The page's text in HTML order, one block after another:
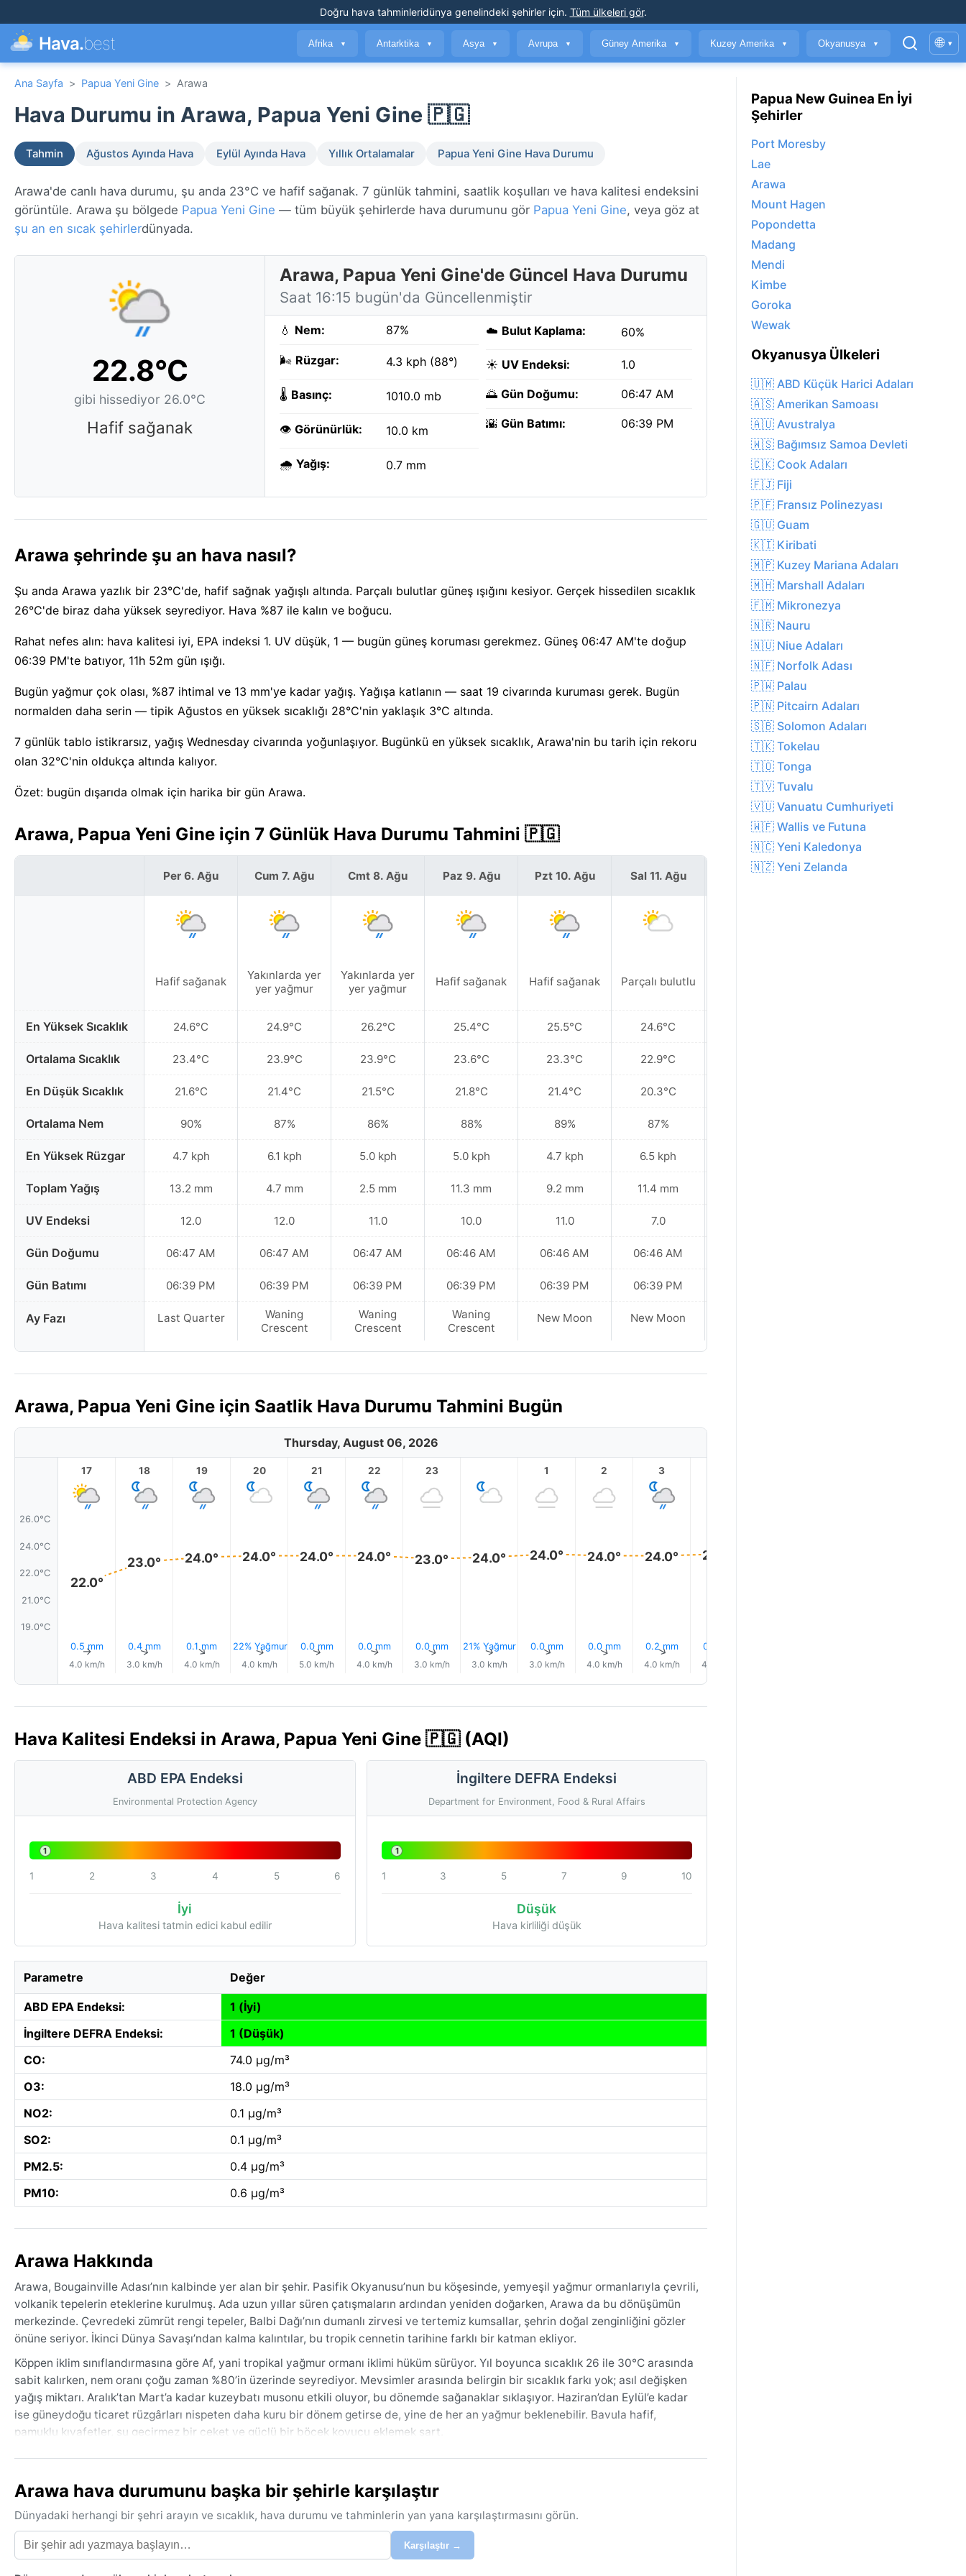
Doğru hava tahminleridünya genelindeki şehirler için. Tüm ülkeleri gör.
Hava.best Afrika ▼ Antarktika ▼ Asya ▼ Avrupa ▼ Güney Amerika ▼ Kuzey Amerika ▼ Okyanusya ▼ 🌐 ▾
Ana Sayfa > Papua Yeni Gine > Arawa
Hava Durumu in Arawa, Papua Yeni Gine 🇵🇬
Tahmin Ağustos Ayında Hava Eylül Ayında Hava Yıllık Ortalamalar Papua Yeni Gine Hava Durumu
Arawa'de canlı hava durumu, şu anda 23°C ve hafif sağanak. 7 günlük tahmini, saatlik koşulları ve hava kalitesi endeksini
görüntüle. Arawa şu bölgede Papua Yeni Gine — tüm büyük şehirlerde hava durumunu gör Papua Yeni Gine, veya göz at
şu an en sıcak şehirlerdünyada.
22.8°C
gibi hissediyor 26.0°C
Hafif sağanak
Arawa, Papua Yeni Gine'de Güncel Hava Durumu
Saat 16:15 bugün'da Güncellenmiştir
💧 Nem: 87%
🌬️ Rüzgar: 4.3 kph (88°)
🌡️ Basınç: 1010.0 mb
👁️ Görünürlük: 10.0 km
🌧️ Yağış: 0.7 mm
☁️ Bulut Kaplama: 60%
☀️ UV Endeksi: 1.0
🌅 Gün Doğumu: 06:47 AM
🌇 Gün Batımı: 06:39 PM
Arawa şehrinde şu an hava nasıl?
Şu anda Arawa yazlık bir 23°C'de, hafif sağnak yağışlı altında. Parçalı bulutlar güneş ışığını kesiyor. Gerçek hissedilen sıcaklık
26°C'de biraz daha yüksek seyrediyor. Hava %87 ile kalın ve boğucu.
Rahat nefes alın: hava kalitesi iyi, EPA indeksi 1. UV düşük, 1 — bugün güneş koruması gerekmez. Güneş 06:47 AM'te doğup
06:39 PM'te batıyor, 11h 52m gün ışığı.
Bugün yağmur çok olası, %87 ihtimal ve 13 mm'ye kadar yağış. Yağışa katlanın — saat 19 civarında kuruması gerek. Bugün
normalden daha serin — tipik Ağustos en yüksek sıcaklığı 28°C'nin yaklaşık 3°C altında.
7 günlük tablo istikrarsız, yağış Wednesday civarında yoğunlaşıyor. Bugünkü en yüksek sıcaklık, Arawa'nin bu tarih için rekoru
olan 32°C'nin oldukça altında kalıyor.
Özet: bugün dışarıda olmak için harika bir gün Arawa.
Arawa, Papua Yeni Gine için 7 Günlük Hava Durumu Tahmini 🇵🇬
En Yüksek Sıcaklık
Ortalama Sıcaklık
En Düşük Sıcaklık
Ortalama Nem
En Yüksek Rüzgar
Toplam Yağış
UV Endeksi
Gün Doğumu
Gün Batımı
Ay Fazı
Per 6. Ağu
Hafif sağanak
24.6°C
23.4°C
21.6°C
90%
4.7 kph
13.2 mm
12.0
06:47 AM
06:39 PM
Last Quarter
Cum 7. Ağu
Yakınlarda yer
yer yağmur
24.9°C
23.9°C
21.4°C
87%
6.1 kph
4.7 mm
12.0
06:47 AM
06:39 PM
Waning
Crescent
Cmt 8. Ağu
Yakınlarda yer
yer yağmur
26.2°C
23.9°C
21.5°C
86%
5.0 kph
2.5 mm
11.0
06:47 AM
06:39 PM
Waning
Crescent
Paz 9. Ağu
Hafif sağanak
25.4°C
23.6°C
21.8°C
88%
5.0 kph
11.3 mm
10.0
06:46 AM
06:39 PM
Waning
Crescent
Pzt 10. Ağu
Hafif sağanak
25.5°C
23.3°C
21.4°C
89%
4.7 kph
9.2 mm
11.0
06:46 AM
06:39 PM
New Moon
Sal 11. Ağu
Parçalı bulutlu
24.6°C
22.9°C
20.3°C
87%
6.5 kph
11.4 mm
7.0
06:46 AM
06:39 PM
New Moon
Çar 12. Ağu
Arawa, Papua Yeni Gine için Saatlik Hava Durumu Tahmini Bugün
Thursday, August 06, 2026
26.0°C
24.0°C
22.0°C
21.0°C
19.0°C
17
22.0°
0.5 mm
↑
4.0 km/h
18
23.0°
0.4 mm
↑
3.0 km/h
19
24.0°
0.1 mm
↑
4.0 km/h
20
24.0°
22% Yağmur
↑
4.0 km/h
21
24.0°
0.0 mm
↑
5.0 km/h
22
24.0°
0.0 mm
↑
4.0 km/h
23
23.0°
0.0 mm
↑
3.0 km/h
24.0°
21% Yağmur
↑
3.0 km/h
1
24.0°
0.0 mm
↑
3.0 km/h
2
24.0°
0.0 mm
↑
4.0 km/h
3
24.0°
0.2 mm
↑
4.0 km/h
24.0°
0.0 mm
4.0 km/h
Hava Kalitesi Endeksi in Arawa, Papua Yeni Gine 🇵🇬 (AQI)
ABD EPA Endeksi
Environmental Protection Agency
1
1 2 3 4 5 6
İyi
Hava kalitesi tatmin edici kabul edilir
İngiltere DEFRA Endeksi
Department for Environment, Food & Rural Affairs
1
1 3 5 7 9 10
Düşük
Hava kirliliği düşük
Parametre Değer
ABD EPA Endeksi:
1 (İyi)
İngiltere DEFRA Endeksi:
1 (Düşük)
CO:
74.0 µg/m³
O3:
18.0 µg/m³
NO2:
0.1 µg/m³
SO2:
0.1 µg/m³
PM2.5:
0.4 µg/m³
PM10:
0.6 µg/m³
Arawa Hakkında
Arawa, Bougainville Adası’nın kalbinde yer alan bir şehir. Pasifik Okyanusu’nun bu köşesinde, yemyeşil yağmur ormanlarıyla çevrili,
volkanik tepelerin eteklerine kurulmuş. Ada uzun yıllar süren çatışmaların ardından yeniden doğarken, Arawa da bu dönüşümün
merkezinde. Çevredeki zümrüt rengi tepeler, Balbi Dağı’nın dumanlı zirvesi ve tertemiz kumsallar, şehrin doğal zenginliğini gözler
önüne seriyor. İkinci Dünya Savaşı’ndan kalma kalıntılar, bu tropik cennetin tarihine farklı bir katman ekliyor.
Köppen iklim sınıflandırmasına göre Af, yani tropikal yağmur ormanı iklimi hüküm sürüyor. Yıl boyunca sıcaklık 26 ile 30°C arasında
sabit kalırken, nem oranı çoğu zaman %80’in üzerinde seyrediyor. Mevsimler arasında belirgin bir sıcaklık farkı yok; asıl değişken
yağış miktarı. Aralık’tan Mart’a kadar kuzeybatı musonu etkili oluyor, bu dönemde sağanaklar sıklaşıyor. Haziran’dan Eylül’e kadar
ise güneydoğu ticaret rüzgârları nispeten daha kuru bir dönem getirse de, yine de her an yağmur beklenebilir. Bavula hafif,
pamuklu kıyafetler, su geçirmez bir ceket ve güçlü bir böcek kovucu eklemek şart.
Seyahat için en uygun zaman, yağışların biraz azaldığı haziran-eylül arası. Ancak bu dönemde bile ani tropik sağanaklara hazırlıklı
yer yer su baskınlarına yol açabilir. Sis ise dağlık bölgelerde sabah saatlerinde kısa süreli görülebilir. Arawa’nın iklimi, her an
değişmeye hazır, nemli ve yeşil bir örtü gibi şehrin üzerine serilmiştir.
Arawa hava durumunu başka bir şehirle karşılaştır
Dünyadaki herhangi bir şehri arayın ve sıcaklık, hava durumu ve tahminlerin yan yana karşılaştırmasını görün.
Karşılaştır →
Papua New Guinea En İyi
Şehirler
Port Moresby
Lae
Arawa
Mount Hagen
Popondetta
Madang
Mendi
Kimbe
Goroka
Wewak
Okyanusya Ülkeleri
🇺🇲 ABD Küçük Harici Adaları
🇦🇸 Amerikan Samoası
🇦🇺 Avustralya
🇼🇸 Bağımsız Samoa Devleti
🇨🇰 Cook Adaları
🇫🇯 Fiji
🇵🇫 Fransız Polinezyası
🇬🇺 Guam
🇰🇮 Kiribati
🇲🇵 Kuzey Mariana Adaları
🇲🇭 Marshall Adaları
🇫🇲 Mikronezya
🇳🇷 Nauru
🇳🇺 Niue Adaları
🇳🇫 Norfolk Adası
🇵🇼 Palau
🇵🇳 Pitcairn Adaları
🇸🇧 Solomon Adaları
🇹🇰 Tokelau
🇹🇴 Tonga
🇹🇻 Tuvalu
🇻🇺 Vanuatu Cumhuriyeti
🇼🇫 Wallis ve Futuna
🇳🇨 Yeni Kaledonya
🇳🇿 Yeni Zelanda